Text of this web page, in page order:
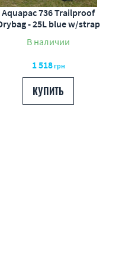
Aquapac 736 Trailproof
- 25L blue w/strap
В наличии
1 518грн
КУПИТЬ